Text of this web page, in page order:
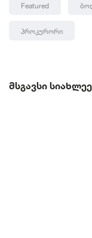
Featured
Პროკურორი
ᲛᲡᲒᲐᲕᲡᲘ